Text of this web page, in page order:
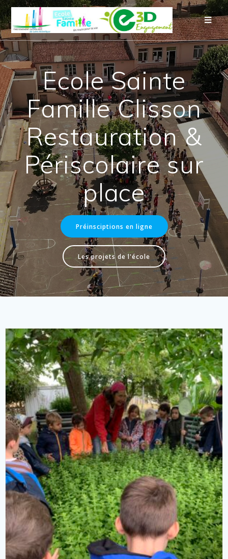
Ecole Sainte
Famille Clisson
Restauration &
Périscolaire sur
place
Préinsciptions en ligne
Les projets de l'école